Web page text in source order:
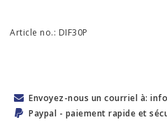
Article no.: DIF30P
Envoyez-nous un courriel à:
Paypal - paiement rapide et